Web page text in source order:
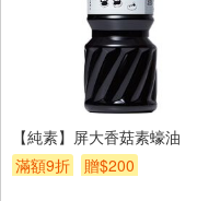
【純素】屏大香菇素蠔油
滿額9折
贈$200